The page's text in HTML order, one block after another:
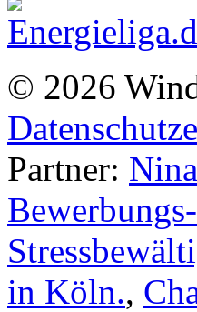
© 2026
Partner:
in Köln.,